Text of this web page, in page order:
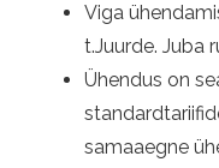
Viga
t.Juurde. Juba
Ühendus on
samaaegne